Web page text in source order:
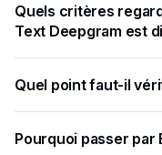
utilise l'apprentissage
une reconnaissance
précise aux
Quels critères
Text Deepgram est
intégré à la plateforme
Quel point faut-il
par Noah Shutty et
Pourquoi passer par